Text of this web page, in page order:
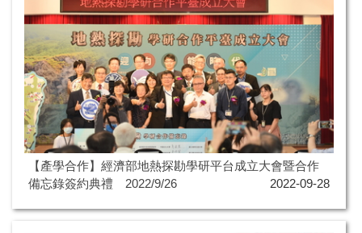
【產學合作】經濟部地熱探勘學研平台成立大會暨合作
備忘錄簽約典禮 2022/9/26
2022-09-28